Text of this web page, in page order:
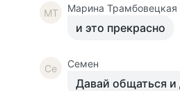
МТ Марина Трамбовецкая
и это прекрасно
Се Семен
Давай общаться